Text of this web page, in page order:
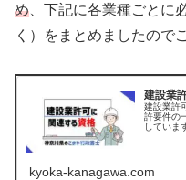
め 、下記に各業種ごとに
く）をまとめましたので
建設業
建設業許
許要件の
していま
kyoka-kanagawa.com